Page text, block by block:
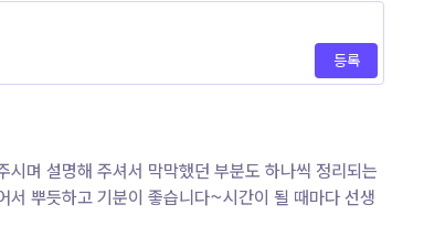
등록
며 설명해 주셔서 막막했던 부분도 하나씩 정리되는
서 뿌듯하고 기분이 좋습니다~시간이 될 때마다 선생